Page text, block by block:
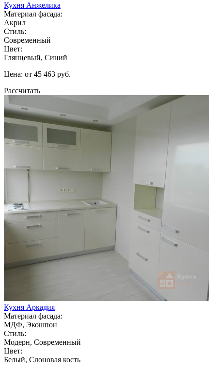
Кухня Анжелика
Материал фасада:
Акрил
Стиль:
Современный
Цвет:
Глянцевый, Синий
Цена: от 45 463 руб.
Рассчитать
Кухня Аркадия
Материал фасада:
МДФ, Экошпон
Стиль:
Модерн, Современный
Цвет:
Белый, Слоновая кость